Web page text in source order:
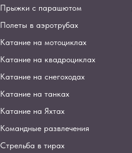
Прыжки с парашютом
Полеты в аэротрубах
Катание на мотоциклах
Катание на квадроциклах
Катание на снегоходах
Катание на танках
Катание на Яхтах
Командные развлечения
Стрельба в тирах